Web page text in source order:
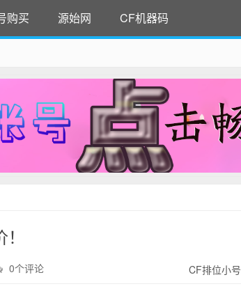
购买 源始网 CF机器码
0个评论 CF排位小号